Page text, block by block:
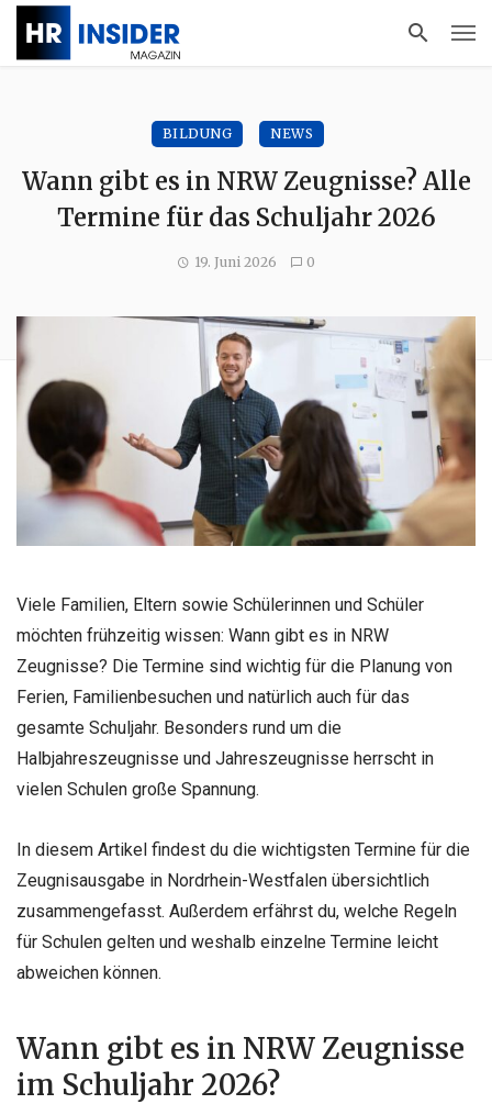
BILDUNG NEWS
Wann gibt es in NRW Zeugnisse? Alle
Termine für das Schuljahr 2026
19. Juni 2026 0
Viele Familien, Eltern sowie Schülerinnen und Schüler
möchten frühzeitig wissen: Wann gibt es in NRW
Zeugnisse? Die Termine sind wichtig für die Planung von
Ferien, Familienbesuchen und natürlich auch für das
gesamte Schuljahr. Besonders rund um die
Halbjahreszeugnisse und Jahreszeugnisse herrscht in
vielen Schulen große Spannung.
In diesem Artikel findest du die wichtigsten Termine für die
Zeugnisausgabe in Nordrhein-Westfalen übersichtlich
zusammengefasst. Außerdem erfährst du, welche Regeln
für Schulen gelten und weshalb einzelne Termine leicht
abweichen können.
Wann gibt es in NRW Zeugnisse
im Schuljahr 2026?